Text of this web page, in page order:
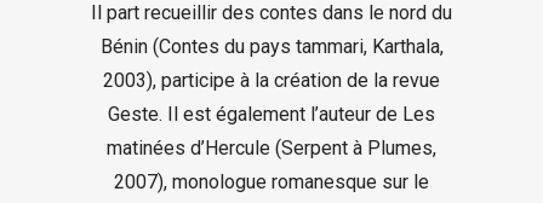
Il part recueillir des contes dans le nord du
Bénin (Contes du pays tammari, Karthala,
2003), participe à la création de la revue
Geste. Il est également l’auteur de Les
matinées d’Hercule (Serpent à Plumes,
2007), monologue romanesque sur le